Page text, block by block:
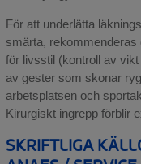
För att underlätta
smärta, rekommenderas
för livsstil (kontroll av
av gester som skonar
arbetsplatsen och
Kirurgiskt ingrepp förblir
SKRIFTLIGA